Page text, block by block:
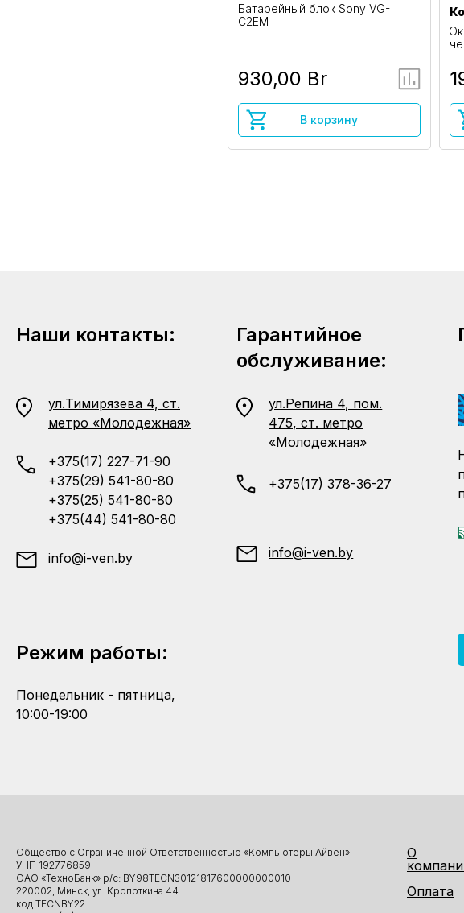
Батарейный блок Sony VG-
C2EM
930,00 Br
В корзину
Наши контакты:
ул.Тимирязева 4, ст.
метро «Молодежная»
+375(17) 227-71-90
+375(29) 541-80-80
+375(25) 541-80-80
+375(44) 541-80-80
info@i-ven.by
Гарантийное
обслуживание:
ул.Репина 4, пом.
475, ст. метро
«Молодежная»
+375(17) 378-36-27
info@i-ven.by
Режим работы:
Понедельник - пятница,
10:00-19:00
Общество с Ограниченной Ответственностью «Компьютеры Айвен»
УНП 192776859
ОАО «ТехноБанк» р/с: BY98TECN30121817600000000010
220002, Минск, ул. Кропоткина 44
код TECNBY22
О
Оплата